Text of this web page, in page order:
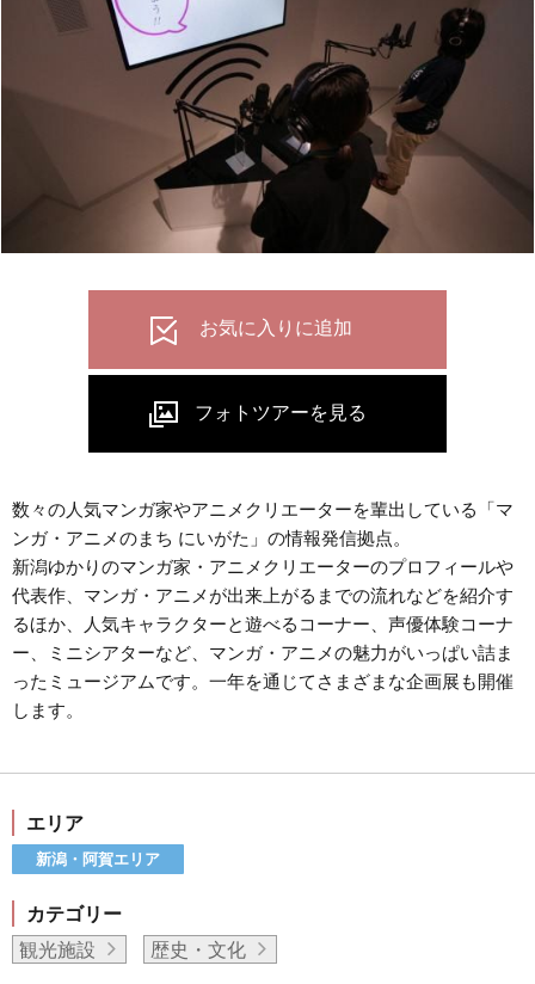
数々の人気マンガ家やアニメクリエーターを輩出している「マ
ンガ・アニメのまち にいがた」の情報発信拠点。
新潟ゆかりのマンガ家・アニメクリエーターのプロフィールや
代表作、マンガ・アニメが出来上がるまでの流れなどを紹介す
るほか、人気キャラクターと遊べるコーナー、声優体験コーナ
ー、ミニシアターなど、マンガ・アニメの魅力がいっぱい詰ま
ったミュージアムです。一年を通じてさまざまな企画展も開催
します。
エリア
新潟・阿賀エリア
カテゴリー
観光施設
歴史・文化